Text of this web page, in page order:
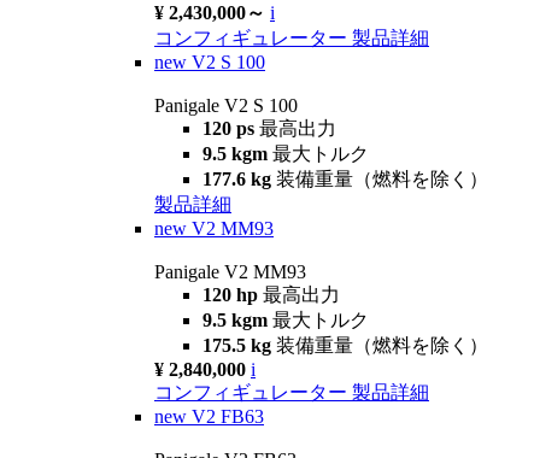
¥ 2,430,000～ i
コンフィギュレーター 製品詳細
new V2 S 100
Panigale V2 S 100
120 ps 最高出力
9.5 kgm 最大トルク
177.6 kg 装備重量（燃料を除く）
製品詳細
new V2 MM93
Panigale V2 MM93
120 hp 最高出力
9.5 kgm 最大トルク
175.5 kg 装備重量（燃料を除く）
¥ 2,840,000 i
コンフィギュレーター 製品詳細
new V2 FB63